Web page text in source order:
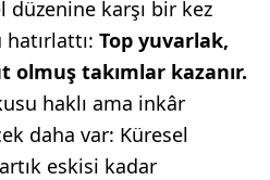
düzenine karşı bir kez
Top yuvarlak,
olmuş takımlar kazanır.
haklı ama inkâr
daha var: Küresel
eskisi kadar